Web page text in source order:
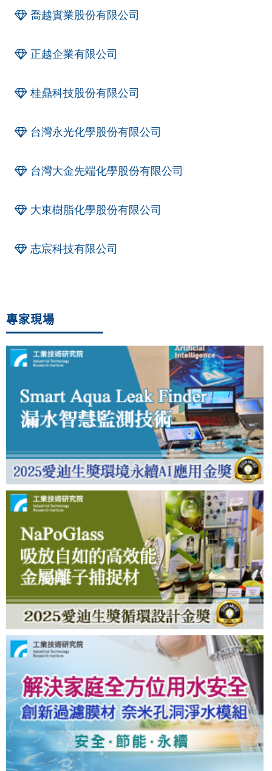
喬越實業股份有限公司
正越企業有限公司
桂鼎科技股份有限公司
台灣永光化學股份有限公司
台灣大金先端化學股份有限公司
大東樹脂化學股份有限公司
志宸科技有限公司
專家現場